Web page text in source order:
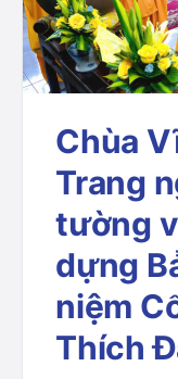
Chùa
Trang
tường
dựng
niệm
Thích